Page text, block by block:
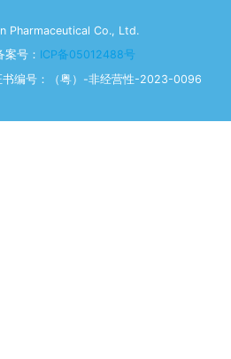
Pharmaceutical Co., Ltd.
号： ICP备05012488号
书编号：（粤）-非经营性-2023-0096